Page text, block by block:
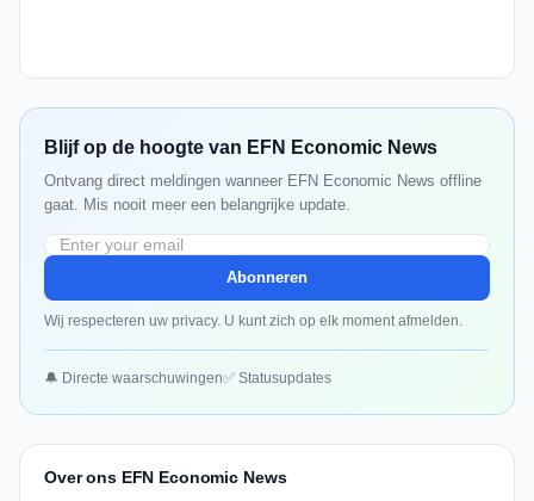
Blijf op de hoogte van EFN Economic News
Ontvang direct meldingen wanneer EFN Economic News offline
gaat. Mis nooit meer een belangrijke update.
Abonneren
Wij respecteren uw privacy. U kunt zich op elk moment afmelden.
🔔 Directe waarschuwingen✅ Statusupdates
Over ons EFN Economic News